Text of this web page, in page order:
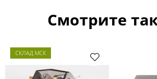
Смотрите
СКЛАД МСК